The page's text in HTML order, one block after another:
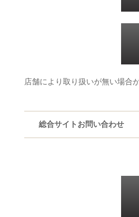
店舗により取り扱いが無い場合
総合サイトお問い合わせ